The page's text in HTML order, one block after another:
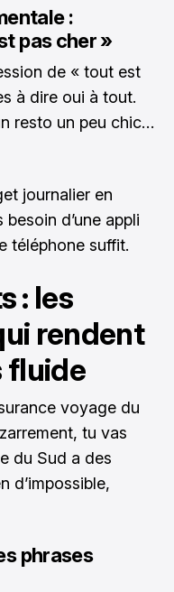
:
pas cher »
de « tout est
à dire oui à tout.
resto un peu chic…
journalier en
d’une appli
téléphone suffit.
: les
rendent
fluide
voyage du
tu vas
du Sud a des
d’impossible,
phrases